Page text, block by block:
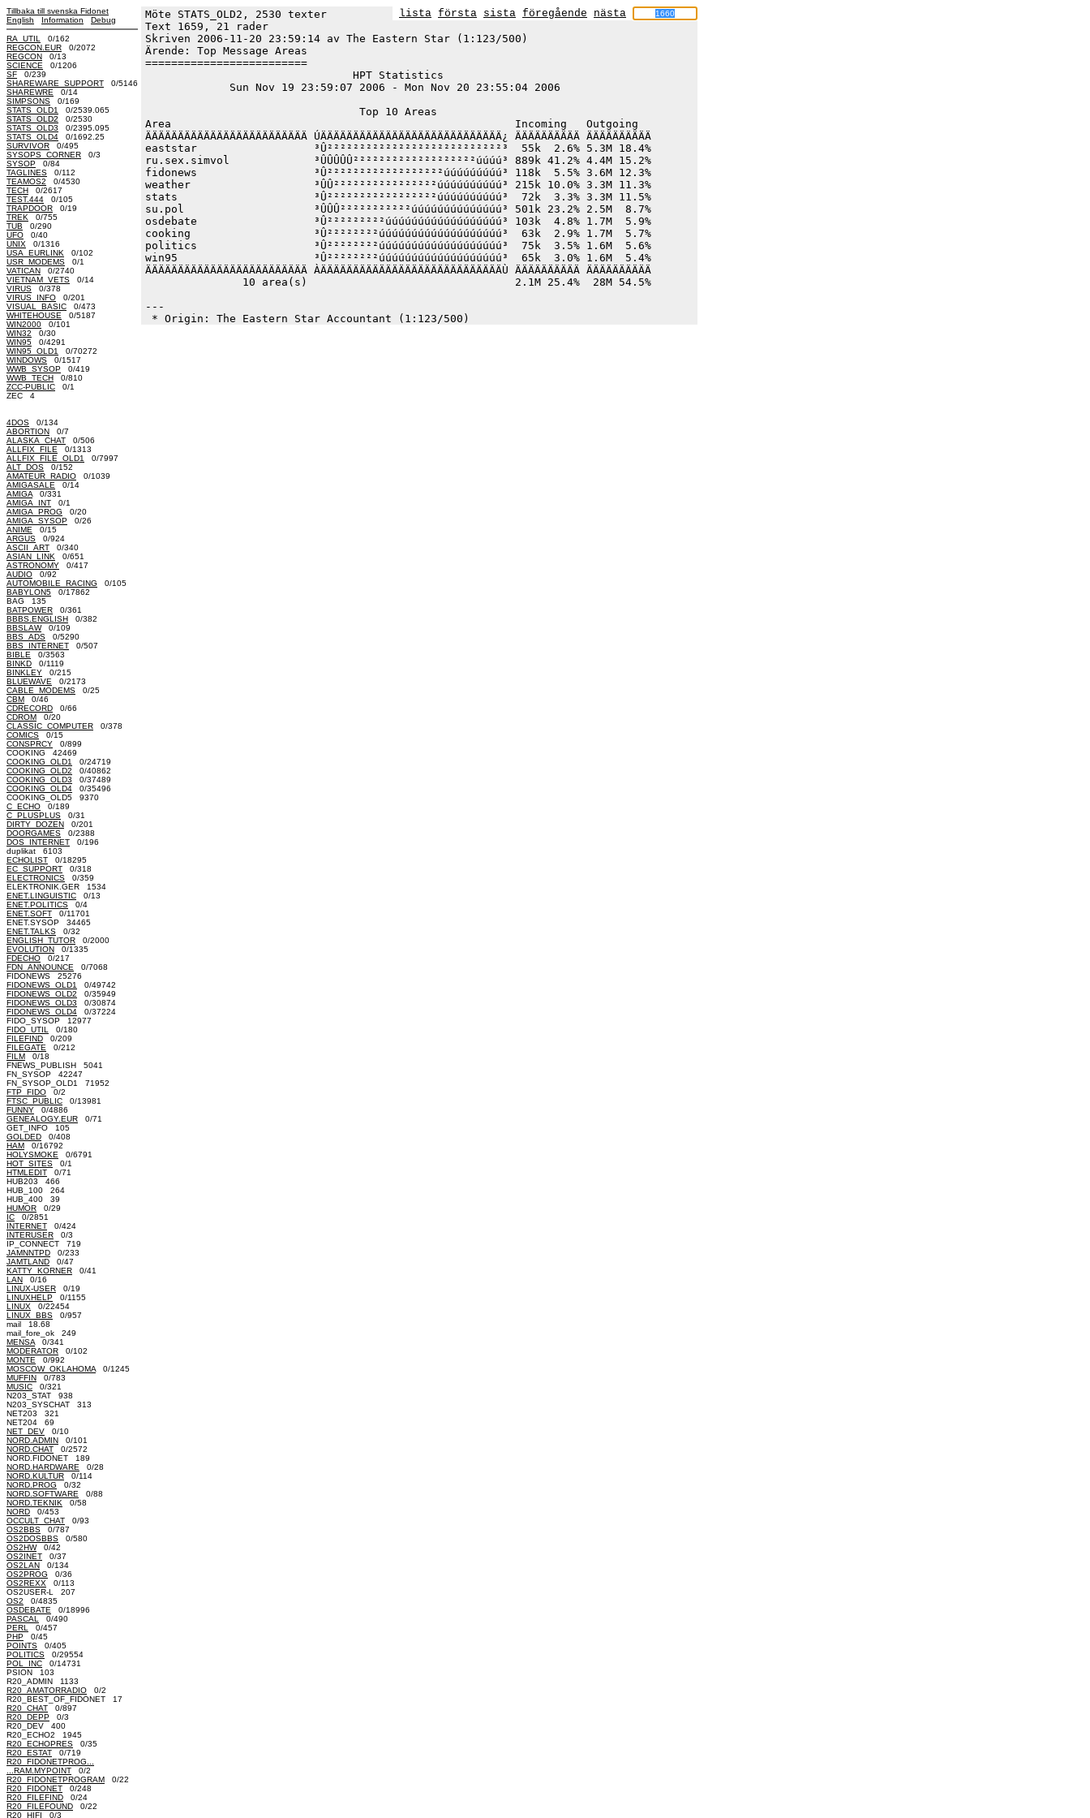
Tillbaka till svenska Fidonet
English
Information Debug
RA_UTIL
0/162
REGCON.EUR 0/2072
REGCON 0/13
SCIENCE 0/1206
SF 0/239
SHAREWARE_SUPPORT 0/5146
SHAREWRE 0/14
SIMPSONS 0/169
STATS_OLD1
0/2539.065
STATS_OLD2 0/2530
STATS_OLD3 0/2395.095
STATS_OLD4 0/1692.25
SURVIVOR 0/495
SYSOPS_CORNER 0/3
SYSOP 0/84
TAGLINES 0/112
TEAMOS2 0/4530
TECH 0/2617
TEST.444 0/105
TRAPDOOR 0/19
TREK 0/755
TUB 0/290
UFO 0/40
UNIX 0/1316
USA_EURLINK 0/102
USR_MODEMS 0/1
VATICAN 0/2740
VIETNAM_VETS 0/14
VIRUS 0/378
VIRUS_INFO 0/201
VISUAL_BASIC 0/473
WHITEHOUSE 0/5187
WIN2000 0/101
WIN32 0/30
WIN95 0/4291
WIN95_OLD1
0/70272
WINDOWS 0/1517
WWB_SYSOP 0/419
WWB_TECH 0/810
ZCC-PUBLIC 0/1
ZEC 4
4DOS 0/134
ABORTION 0/7
ALASKA_CHAT 0/506
ALLFIX_FILE 0/1313
ALLFIX_FILE_OLD1
0/7997
ALT_DOS 0/152
AMATEUR_RADIO 0/1039
AMIGASALE 0/14
AMIGA 0/331
AMIGA_INT 0/1
AMIGA_PROG 0/20
AMIGA_SYSOP 0/26
ANIME 0/15
ARGUS 0/924
ASCII_ART 0/340
ASIAN_LINK 0/651
ASTRONOMY 0/417
AUDIO 0/92
AUTOMOBILE_RACING 0/105
BABYLON5 0/17862
BAG 135
BATPOWER 0/361
BBBS.ENGLISH 0/382
BBSLAW0/109
BBS_ADS 0/5290
BBS_INTERNET 0/507
BIBLE 0/3563
BINKD 0/1119
BINKLEY 0/215
BLUEWAVE 0/2173
CABLE_MODEMS 0/25
CBM 0/46
CDRECORD 0/66
CDROM 0/20
CLASSIC_COMPUTER 0/378
COMICS 0/15
CONSPRCY 0/899
COOKING 42469
COOKING_OLD1
0/24719
COOKING_OLD2 0/40862
COOKING_OLD3 0/37489
COOKING_OLD4 0/35496
COOKING_OLD5 9370
C_ECHO 0/189
C_PLUSPLUS 0/31
DIRTY_DOZEN 0/201
DOORGAMES 0/2388
DOS_INTERNET 0/196
duplikat 6103
ECHOLIST 0/18295
EC_SUPPORT 0/318
ELECTRONICS 0/359
ELEKTRONIK.GER 1534
ENET.LINGUISTIC 0/13
ENET.POLITICS 0/4
ENET.SOFT 0/11701
ENET.SYSOP 34465
ENET.TALKS 0/32
ENGLISH_TUTOR 0/2000
EVOLUTION 0/1335
FDECHO 0/217
FDN_ANNOUNCE 0/7068
FIDONEWS 25276
FIDONEWS_OLD1
0/49742
FIDONEWS_OLD2 0/35949
FIDONEWS_OLD3 0/30874
FIDONEWS_OLD4 0/37224
FIDO_SYSOP 12977
FIDO_UTIL
0/180
FILEFIND 0/209
FILEGATE 0/212
FILM 0/18
FNEWS_PUBLISH 5041
FN_SYSOP 42247
FN_SYSOP_OLD1 71952
FTP_FIDO 0/2
FTSC_PUBLIC 0/13981
FUNNY 0/4886
GENEALOGY.EUR 0/71
GET_INFO 105
GOLDED 0/408
HAM 0/16792
HOLYSMOKE 0/6791
HOT_SITES 0/1
HTMLEDIT 0/71
HUB203 466
HUB_100 264
HUB_400 39
HUMOR 0/29
IC 0/2851
INTERNET 0/424
INTERUSER 0/3
IP_CONNECT 719
JAMNNTPD 0/233
JAMTLAND 0/47
KATTY_KORNER 0/41
LAN 0/16
LINUX-USER 0/19
LINUXHELP 0/1155
LINUX 0/22454
LINUX_BBS 0/957
mail 18.68
mail_fore_ok 249
MENSA 0/341
MODERATOR 0/102
MONTE 0/992
MOSCOW_OKLAHOMA 0/1245
MUFFIN 0/783
MUSIC 0/321
N203_STAT 938
N203_SYSCHAT 313
NET203 321
NET204 69
NET_DEV 0/10
NORD.ADMIN 0/101
NORD.CHAT 0/2572
NORD.FIDONET 189
NORD.HARDWARE 0/28
NORD.KULTUR 0/114
NORD.PROG 0/32
NORD.SOFTWARE 0/88
NORD.TEKNIK 0/58
NORD 0/453
OCCULT_CHAT 0/93
OS2BBS 0/787
OS2DOSBBS 0/580
OS2HW0/42
OS2INET 0/37
OS2LAN 0/134
OS2PROG 0/36
OS2REXX 0/113
OS2USER-L 207
OS2 0/4835
OSDEBATE 0/18996
PASCAL
0/490
PERL
0/457
PHP 0/45
POINTS 0/405
POLITICS 0/29554
POL_INC 0/14731
PSION 103
R20_ADMIN 1133
R20_AMATORRADIO 0/2
R20_BEST_OF_FIDONET 17
R20_CHAT 0/897
R20_DEPP 0/3
R20_DEV 400
R20_ECHO2 1945
R20_ECHOPRES 0/35
R20_ESTAT 0/719
R20_FIDONETPROG...
...RAM.MYPOINT 0/2
R20_FIDONETPROGRAM 0/22
R20_FIDONET 0/248
R20_FILEFIND 0/24
R20_FILEFOUND 0/22
R20_HIFI 0/3
Möte STATS_OLD2, 2530 texter lista första sista föregående
nästa
Text 1659, 21 rader
Skriven 2006-11-20 23:59:14 av The Eastern Star (1:123/500)
Ärende: Top Message Areas
=========================
                                HPT Statistics
             Sun Nov 19 23:59:07 2006 - Mon Nov 20 23:55:04 2006
                                 Top 10 Areas
Area                                                     Incoming   Outgoing
ÄÄÄÄÄÄÄÄÄÄÄÄÄÄÄÄÄÄÄÄÄÄÄÄÄ ÚÄÄÄÄÄÄÄÄÄÄÄÄÄÄÄÄÄÄÄÄÄÄÄÄÄÄÄÄ¿ ÄÄÄÄÄÄÄÄÄÄ ÄÄÄÄÄÄÄÄÄÄ
eaststar                  ³Û²²²²²²²²²²²²²²²²²²²²²²²²²²²³  55k  2.6% 5.3M 18.4%
ru.sex.simvol             ³ÛÛÛÛÛ²²²²²²²²²²²²²²²²²²²úúúú³ 889k 41.2% 4.4M 15.2%
fidonews                  ³Û²²²²²²²²²²²²²²²²²²úúúúúúúúú³ 118k  5.5% 3.6M 12.3%
weather                   ³ÛÛ²²²²²²²²²²²²²²²²úúúúúúúúúú³ 215k 10.0% 3.3M 11.3%
stats                     ³Û²²²²²²²²²²²²²²²²²úúúúúúúúúú³  72k  3.3% 3.3M 11.5%
su.pol                    ³ÛÛÛ²²²²²²²²²²²úúúúúúúúúúúúúú³ 501k 23.2% 2.5M  8.7%
osdebate                  ³Û²²²²²²²²²úúúúúúúúúúúúúúúúúú³ 103k  4.8% 1.7M  5.9%
cooking                   ³Û²²²²²²²²úúúúúúúúúúúúúúúúúúú³  63k  2.9% 1.7M  5.7%
politics                  ³Û²²²²²²²²úúúúúúúúúúúúúúúúúúú³  75k  3.5% 1.6M  5.6%
win95                     ³Û²²²²²²²²úúúúúúúúúúúúúúúúúúú³  65k  3.0% 1.6M  5.4%
ÄÄÄÄÄÄÄÄÄÄÄÄÄÄÄÄÄÄÄÄÄÄÄÄÄ ÀÄÄÄÄÄÄÄÄÄÄÄÄÄÄÄÄÄÄÄÄÄÄÄÄÄÄÄÄÙ ÄÄÄÄÄÄÄÄÄÄ ÄÄÄÄÄÄÄÄÄÄ
               10 area(s)                                2.1M 25.4%  28M 54.5%
---